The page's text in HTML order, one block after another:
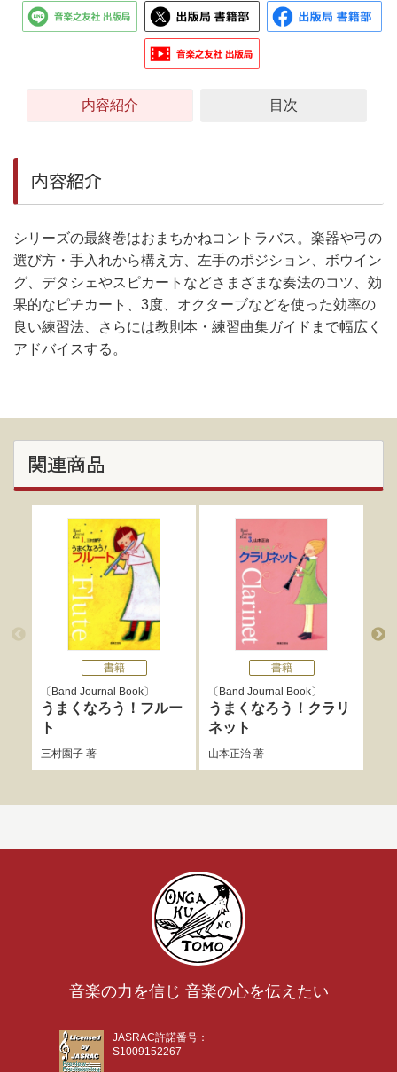
内容紹介 目次
内容紹介
シリーズの最終巻はおまちかねコントラバス。楽器や弓の
選び方・手入れから構え方、左手のポジション、ボウイン
グ、デタシェやスピカートなどさまざまな奏法のコツ、効
果的なピチカート、3度、オクターブなどを使った効率の
良い練習法、さらには教則本・練習曲集ガイドまで幅広く
アドバイスする。
関連商品
書籍
Band Journal Book
うまくなろう！フルー
ト
三村園子著
書籍
Band Journal Book
うまくなろう！クラリ
ネット
山本正治著
音楽の力を信じ 音楽の心を伝えたい
JASRAC許諾番号：
S1009152267